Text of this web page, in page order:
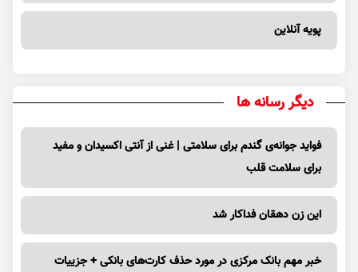
پویه آنلاین
دیگر رسانه ها
فواید جوانه‌ی گندم برای سلامتی | غنی از آنتی اکسیدان و مفید
برای سلامت قلب
این زن دهقان فداکار شد
خبر مهم بانک مرکزی در مورد حذف کارت‌های بانکی + جزییات